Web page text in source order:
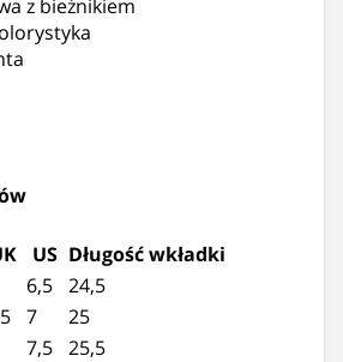
z bieżnikiem
US Długość wkładki
6,5
24,5
7
25
7,5
25,5